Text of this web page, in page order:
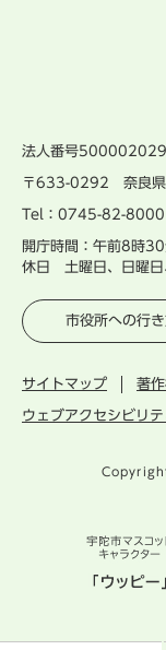
法人番号
〒633-0292 奈良県
Tel：0745-82-
開庁時間：午前8時
休日 土曜日、日曜日
市役所への行
サイトマップ 著
ウェブアクセシビリテ